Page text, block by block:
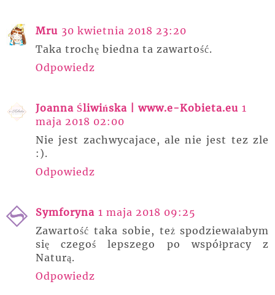
Mru 30 kwietnia 2018 23:20
Taka trochę biedna ta zawartość.
Odpowiedz
Joanna Śliwińska | www.e-Kobieta.eu 1
maja 2018 02:00
Nie jest zachwycajace, ale nie jest tez zle
:).
Odpowiedz
Symforyna 1 maja 2018 09:25
Zawartość taka sobie, też spodziewałabym
się czegoś lepszego po współpracy z
Naturą.
Odpowiedz